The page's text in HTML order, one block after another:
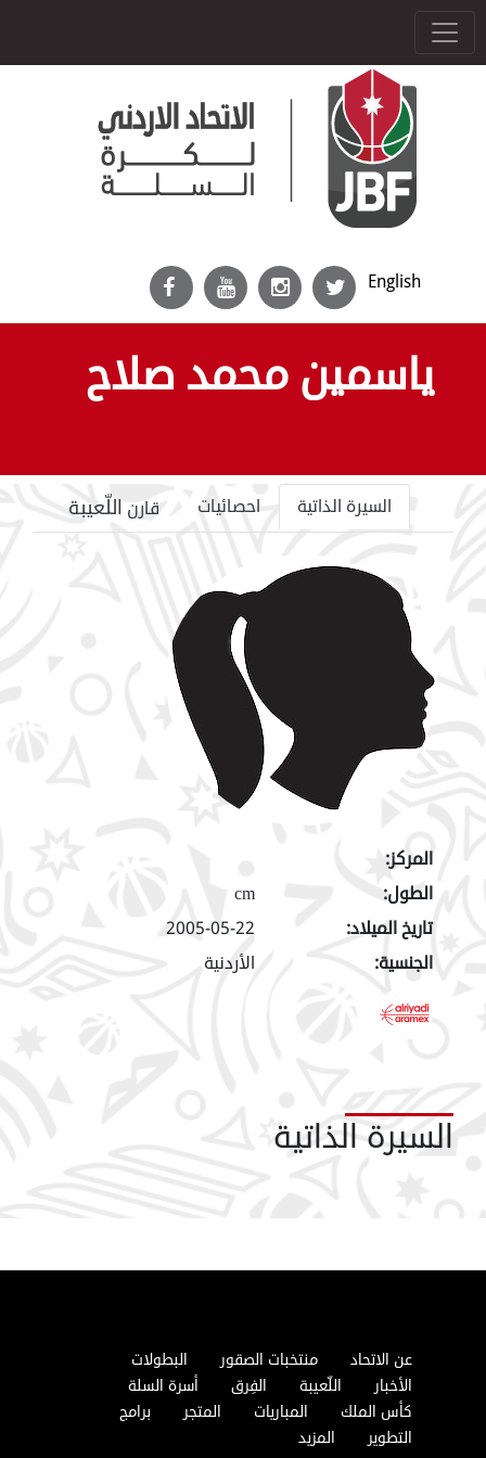
English
ياسمين محمد صلاح
السيرة الذاتية احصائيات قارن اللّعيبة
المركز:
الطول:
cm
تاريخ الميلاد:
2005-05-22
الجنسية:
الأردنية
السيرة الذاتية
عن الاتحاد منتخبات الصقور
البطولات
الأخبار
اللّعيبة الفِرق
أسرة السلة
كأس الملك
المباريات المتجر
برامج
التطوير
المزيد